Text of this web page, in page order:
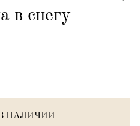
в снегу
НАЛИЧИИ